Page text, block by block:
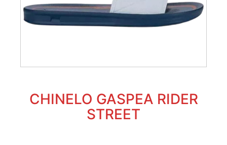
CHINELO GASPEA RIDER
STREET